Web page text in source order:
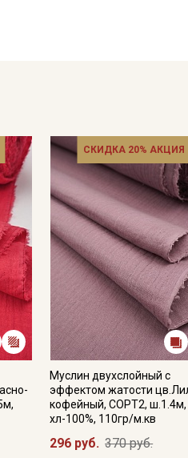
СКИДКА 20% АКЦИЯ
Муслин двухслойный с
эффектом жатости
кофейный, СОРТ2, ш.1.4м,
хл-100%, 110гр/м.кв
296 руб. 370 руб.